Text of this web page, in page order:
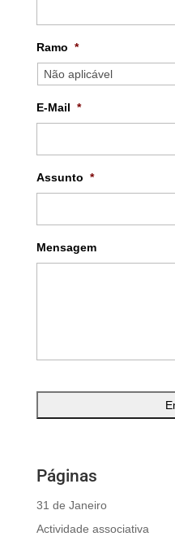
Ramo *
E-Mail *
Assunto *
Mensagem
Páginas
31 de Janeiro
Actividade associativa